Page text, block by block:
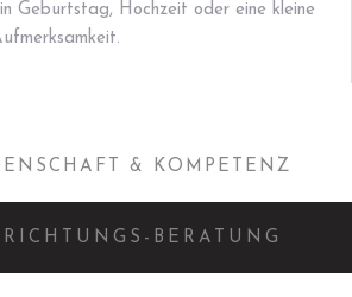
Geburtstag, Hochzeit oder eine kleine
& KOMPETENZ
BERATUNG